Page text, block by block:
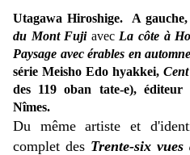
Utagawa Hiroshige. A
du Mont Fuji avec La côte à
Paysage avec érables en automne
série Meisho Edo hyakkei,
des 119 oban tate-e),
Nîmes.
Du même artiste et
complet des Trente-six